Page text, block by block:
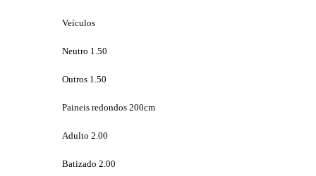
Veículos
Neutro 1.50
Outros 1.50
Paineis redondos 200cm
Adulto 2.00
Batizado 2.00